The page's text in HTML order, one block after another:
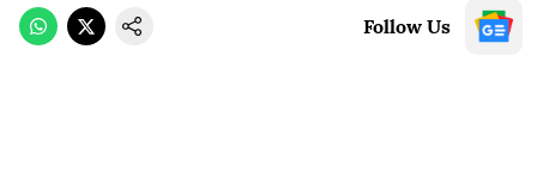
Follow Us